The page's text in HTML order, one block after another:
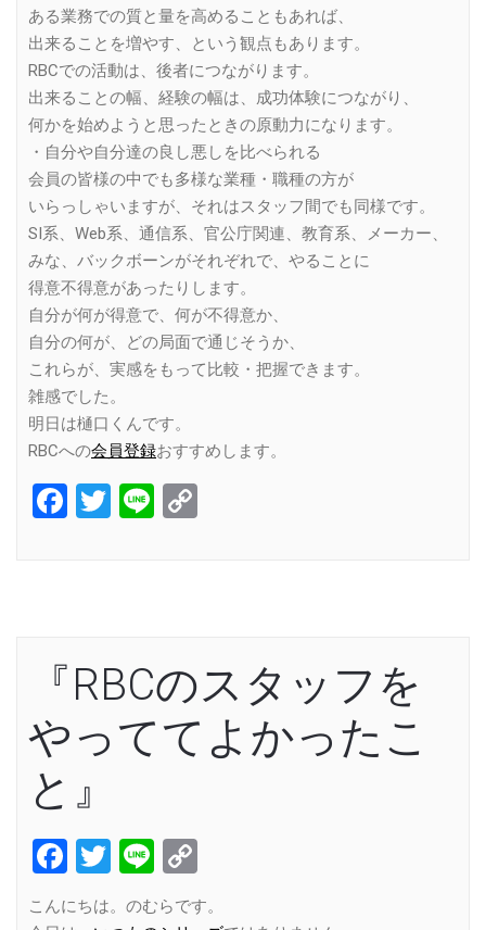
ある業務での質と量を高めることもあれば、
出来ることを増やす、という観点もあります。
RBCでの活動は、後者につながります。
出来ることの幅、経験の幅は、成功体験につながり、
何かを始めようと思ったときの原動力になります。
・自分や自分達の良し悪しを比べられる
会員の皆様の中でも多様な業種・職種の方が
いらっしゃいますが、それはスタッフ間でも同様です。
SI系、Web系、通信系、官公庁関連、教育系、メーカー、
みな、バックボーンがそれぞれで、やることに
得意不得意があったりします。
自分が何が得意で、何が不得意か、
自分の何が、どの局面で通じそうか、
これらが、実感をもって比較・把握できます。
雑感でした。
明日は樋口くんです。
RBCへの会員登録おすすめします。
Facebook
Twitter
Line
『RBCのスタッフを
やっててよかったこ
と』
Facebook
Twitter
Line
Link
こんにちは。のむらです。